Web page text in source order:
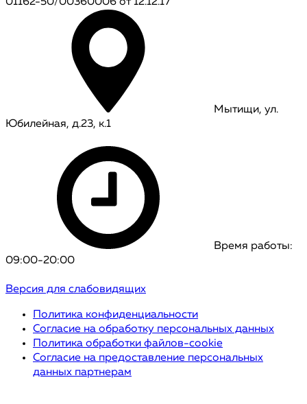
Мытищи, ул.
Юбилейная, д.23, к.1
Время работы:
09:00-20:00
Версия для слабовидящих
Политика конфиденциальности
Согласие на обработку персональных данных
Политика обработки файлов-cookie
Согласие на предоставление персональных
данных партнерам